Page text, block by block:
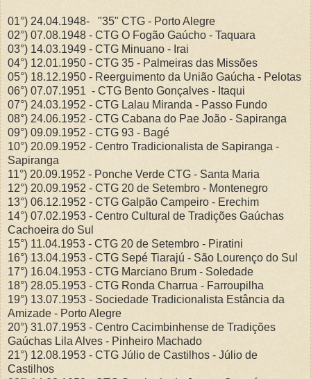
01°) 24.04.1948- "35" CTG - Porto Alegre
02°) 07.08.1948 - CTG O Fogão Gaúcho - Taquara
03°) 14.03.1949 - CTG Minuano - Irai
04°) 12.01.1950 - CTG 35 - Palmeiras das Missões
05°) 18.12.1950 - Reerguimento da União Gaúcha - Pelotas
06°) 07.07.1951 - CTG Bento Gonçalves - Itaqui
07°) 24.03.1952 - CTG Lalau Miranda - Passo Fundo
08°) 24.06.1952 - CTG Cabana do Pae João - Sapiranga
09°) 09.09.1952 - CTG 93 - Bagé
10°) 20.09.1952 - Centro Tradicionalista de Sapiranga -
Sapiranga
11°) 20.09.1952 - Ponche Verde CTG - Santa Maria
12°) 20.09.1952 - CTG 20 de Setembro - Montenegro
13°) 06.12.1952 - CTG Galpão Campeiro - Erechim
14°) 07.02.1953 - Centro Cultural de Tradições Gaúchas
Cachoeira do Sul
15°) 11.04.1953 - CTG 20 de Setembro - Piratini
16°) 13.04.1953 - CTG Sepé Tiarajú - São Lourenço do Sul
17°) 16.04.1953 - CTG Marciano Brum - Soledade
18°) 28.05.1953 - CTG Ronda Charrua - Farroupilha
19°) 13.07.1953 - Sociedade Tradicionalista Estância da
Amizade - Porto Alegre
20°) 31.07.1953 - Centro Cacimbinhense de Tradições
Gaúchas Lila Alves - Pinheiro Machado
21°) 12.08.1953 - CTG Júlio de Castilhos - Júlio de
Castilhos